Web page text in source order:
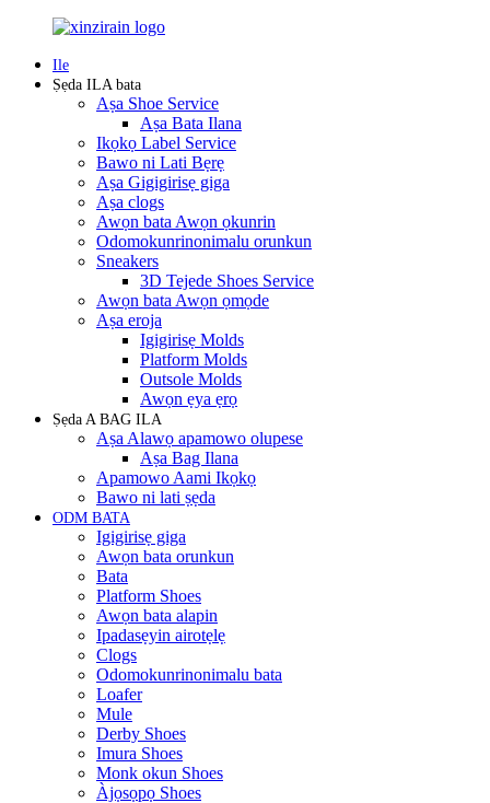
Ile
Ṣẹda ILA bata
Aṣa Shoe Service
Aṣa Bata Ilana
Ikọkọ Label Service
Bawo ni Lati Bẹrẹ
Aṣa Gigigirisẹ giga
Aṣa clogs
Awọn bata Awọn ọkunrin
Odomokunrinonimalu orunkun
Sneakers
3D Tejede Shoes Service
Awọn bata Awọn ọmọde
Aṣa eroja
Igigirisẹ Molds
Platform Molds
Outsole Molds
Awọn ẹya ẹrọ
Ṣẹda A BAG ILA
Aṣa Alawọ apamowo olupese
Aṣa Bag Ilana
Apamowo Aami Ikọkọ
Bawo ni lati ṣẹda
ODM BATA
Igigirisẹ giga
Awọn bata orunkun
Bata
Platform Shoes
Awọn bata alapin
Ipadasẹyin airotẹlẹ
Clogs
Odomokunrinonimalu bata
Loafer
Mule
Derby Shoes
Imura Shoes
Monk okun Shoes
Àjọsọpọ Shoes